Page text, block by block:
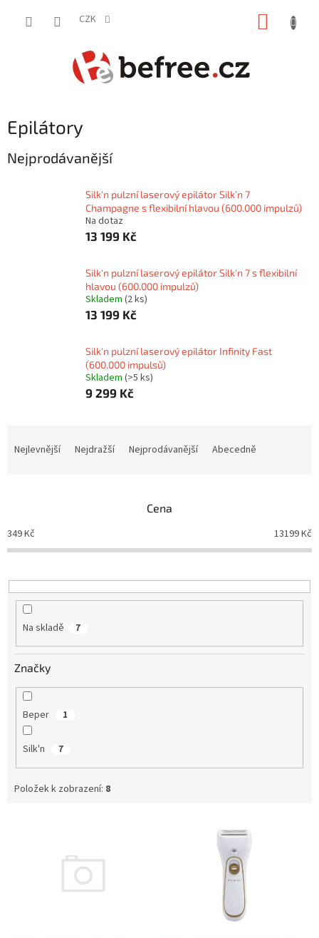
CZK
Epilátory
Nejprodávanější
Silk'n pulzní laserový epilátor Silk’n 7
Champagne s flexibilní hlavou (600.000 impulzů)
Na dotaz
13 199 Kč
Silk'n pulzní laserový epilátor Silk'n 7 s flexibilní
hlavou (600.000 impulzů)
Skladem (2 ks)
13 199 Kč
Silk'n pulzní laserový epilátor Infinity Fast
(600.000 impulsů)
Skladem (>5 ks)
9 299 Kč
p
u
Nejlevnější Nejdražší Nejprodávanější Abecedně
Cena
349Kč 13199Kč
Na skladě 7
Značky
Beper 1
Silk'n 7
Položek k zobrazení: 8